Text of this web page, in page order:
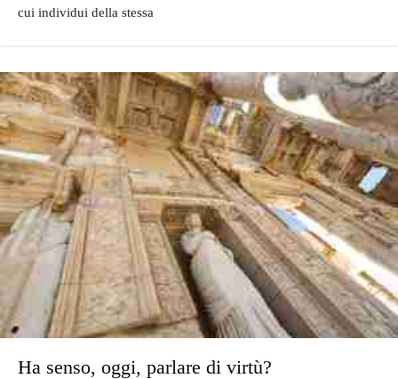
cui individui della stessa
Ha senso, oggi, parlare di virtù?